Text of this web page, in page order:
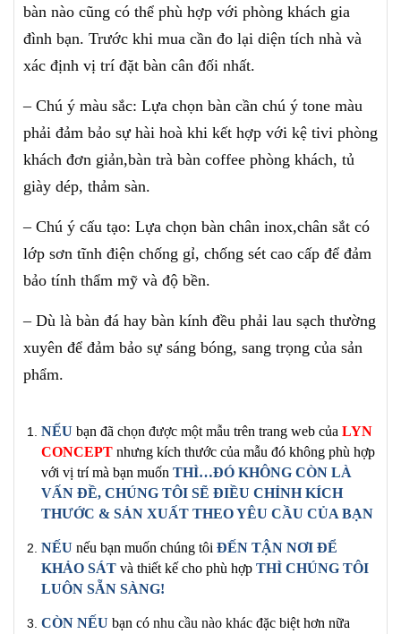
bàn nào cũng có thể phù hợp với phòng khách gia
đình bạn. Trước khi mua cần đo lại diện tích nhà và
xác định vị trí đặt bàn cân đối nhất.
– Chú ý màu sắc: Lựa chọn bàn cần chú ý tone màu
phải đảm bảo sự hài hoà khi kết hợp với kệ tivi phòng
khách đơn giản,bàn trà bàn coffee phòng khách, tủ
giày dép, thảm sàn.
– Chú ý cấu tạo: Lựa chọn bàn chân inox,chân sắt có
lớp sơn tĩnh điện chống gỉ, chống sét cao cấp để đảm
bảo tính thẩm mỹ và độ bền.
– Dù là bàn đá hay bàn kính đều phải lau sạch thường
xuyên để đảm bảo sự sáng bóng, sang trọng của sản
phẩm.
NẾU bạn đã chọn được một mẫu trên trang web của LYN
CONCEPT nhưng kích thước của mẫu đó không phù hợp
với vị trí mà bạn muốn THÌ…ĐÓ KHÔNG CÒN LÀ
VẤN ĐỀ, CHÚNG TÔI SẼ ĐIỀU CHỈNH KÍCH
THƯỚC & SẢN XUẤT THEO YÊU CẦU CỦA BẠN
NẾU nếu bạn muốn chúng tôi ĐẾN TẬN NƠI ĐỂ
KHẢO SÁT và thiết kế cho phù hợp THÌ CHÚNG TÔI
LUÔN SẴN SÀNG!
CÒN NẾU bạn có nhu cầu nào khác đặc biệt hơn nữa